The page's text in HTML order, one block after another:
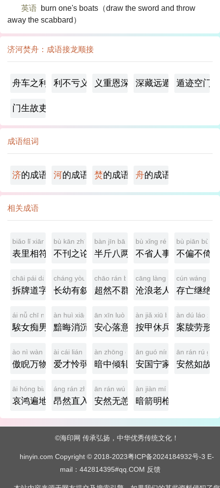
英语 burn one's boats（draw the sword and throw
away the scabbard）
济河焚舟：成语接龙顺接
舟车之利 利不亏义 义重恩深 深藏远遁 遁迹空门
门生故吏
成语组词
济的成语 河的成语 焚的成语 舟的成语
相关成语
biǎo lǐ xiāng fú
表里相符
bù kān zhī lùn
不刊之论
bàn jīn bā liǎng
半斤八两
bù xǐng rén shì
不省人事
bù piān bù yǐ
不偏不倚
chāi pái dào zì
拆牌道字
cháng yòu yǒu xù
长幼有叙
chāo rán bù qún
超然不群
cāng làng lǎo rén
沧浪老人
cún wáng jì
存亡继绝
ái nǚ chī nán
騃女痴男
àn huì xiāo chén
黯晦消沉
ān xīn luò yì
安心落意
àn jiǎ xiū bīng
按甲休兵
àn dú láo
案牍劳形
ào nì wàn wù
傲睨万物
ài cái lián ruò
爱才怜弱
àn zhōng qīng yà
暗中倾轧
ān guó níng jiā
安国宁家
ān rán rú gù
安然如故
āi hóng biàn dì
哀鸿遍地
áng rán zhí rù
昂然直入
ān rán wú yàng
安然无恙
àn jiàn míng qiāng
暗箭明枪
©海印网 传承弘扬，中华优秀传统文化！
hinyin.com Copyright © 2018-2023粤ICP备2024184932号-3 E-
mail：442814395#qq.COM 反馈